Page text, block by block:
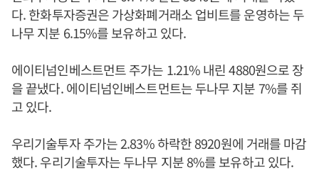
다. 한화투자증권은 가상화폐거래소 업비트를 운영하는 두
나무 지분 6.15%를 보유하고 있다.
에이티넘인베스트먼트 주가는 1.21% 내린 4880원으로 장
을 끝냈다. 에이티넘인베스트먼트는 두나무 지분 7%를 쥐
고 있다.
우리기술투자 주가는 2.83% 하락한 8920원에 거래를 마감
했다. 우리기술투자는 두나무 지분 8%를 보유하고 있다.